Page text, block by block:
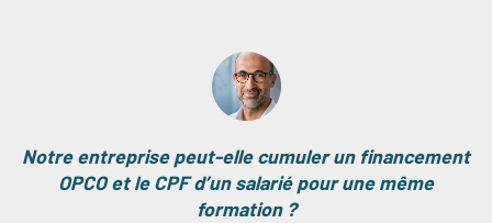
Notre entreprise peut-elle cumuler un financement
OPCO et le CPF d’un salarié pour une même
formation ?